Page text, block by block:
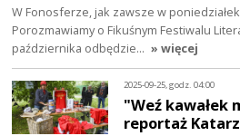
W Fonosferze, jak zawsze w
Porozmawiamy o Fikuśnym Festiwalu
października odbędzie… » więcej
2025-09-25, godz. 04:00
"Weź kawałek
reportaż